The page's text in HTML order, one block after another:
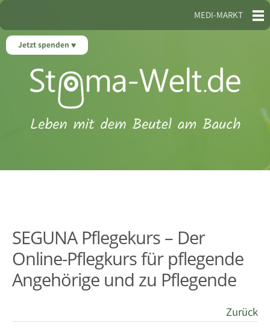
Jetzt spenden
MEDI-MARKT
SEGUNA Pflegekurs – Der
Online-Pflegkurs für pflegende
Angehörige und zu Pflegende
Zurück